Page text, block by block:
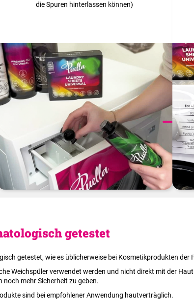
die Spuren hinterlassen können)
mehr erfahren? Besuchen Sie unsere UnterseiteAnleitungen
getestet
getestet, wie es üblicherweise bei Kosmetikprodukten der
Weichspüler verwendet werden und nicht direkt mit der
noch mehr Sicherheit zu geben.
sind bei empfohlener Anwendung hautverträglich.